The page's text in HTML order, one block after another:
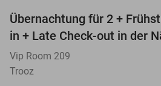
Übernachtung für 2 +
in + Late Check-out in der
Vip Room 209
Trooz